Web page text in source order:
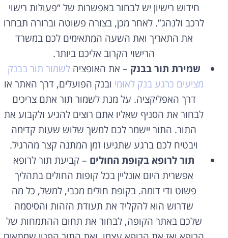
חידוש רישיון יש לבחור באפשרות של “פעולות רישוי
לרכב ולנהג”. לאחר מכן, בצורה פשוטה וברורה תבחרו
את התאריך ואת השעה המתאימים לכם במשרד
הרישוי הקרוב אליכם ביותר.
שמירת תור בבנק – את האופציהלשמור תור בבנק
מציעים כרגע בנק לאומי ובנק הפועלים, דרך האתר או
דרך האפליקציה. על מנת לשמור תור אתם צריכים
לבחור את הסניף שאליו אתם רוצים להגיע ולקבוע את
התור. התור יישמר לכם למשך שלוש שעות קדימה
ויבטיח לכם ברגע שתגיעו זמן המתנה קצר מהרגיל.
תור לרופא בקופת החולים – קביעת תור לרופא
אפשרית היום אונליין בכל קופות החולים בתהליך
פשוט ודי דומה. בקופת חולים מכבי, למשל, כל מה
שדרוש הוא להקליד את תעודת הזהות והסיסמה
שלכם באתר הקופה, לבחור את תחום ההתמחות של